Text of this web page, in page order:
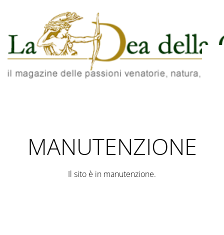
MANUTENZIONE
Il sito è in manutenzione.